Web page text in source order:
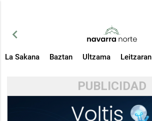
chevron_left
La Sakana Baztan Ultzama Leitzaran
PUBLICIDAD